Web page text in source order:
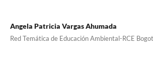
Angela Patricia Vargas Ahumada
Red Temática de Educación Ambiental-RCE